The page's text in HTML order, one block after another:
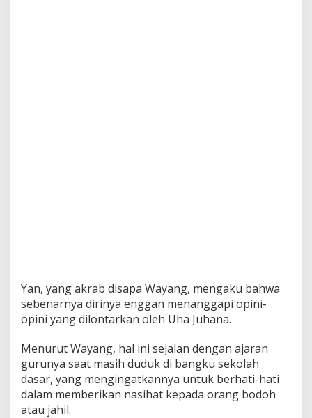
Yan, yang akrab disapa Wayang, mengaku bahwa
sebenarnya dirinya enggan menanggapi opini-
opini yang dilontarkan oleh Uha Juhana.
Menurut Wayang, hal ini sejalan dengan ajaran
gurunya saat masih duduk di bangku sekolah
dasar, yang mengingatkannya untuk berhati-hati
dalam memberikan nasihat kepada orang bodoh
atau jahil.